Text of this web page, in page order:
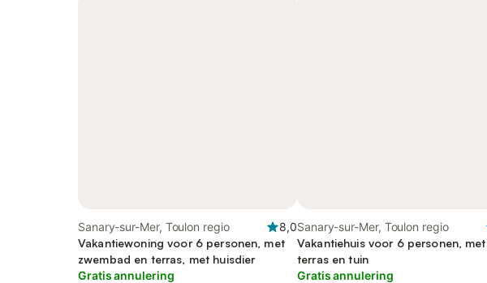
Sanary-sur-Mer, Toulon regio
8,0
Vakantiewoning voor 6 personen, met
zwembad en terras, met huisdier
Gratis annulering
Sanary-sur-Mer, Toulon regio
Vakantiehuis voor 6 personen, met
terras en tuin
Gratis annulering